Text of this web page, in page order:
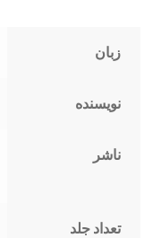
زبان
نویسنده
ناشر
تعداد جلد